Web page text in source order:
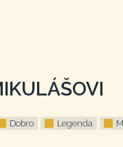
Dobro Legenda